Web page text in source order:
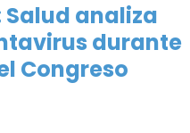
analiza
durante
Congreso